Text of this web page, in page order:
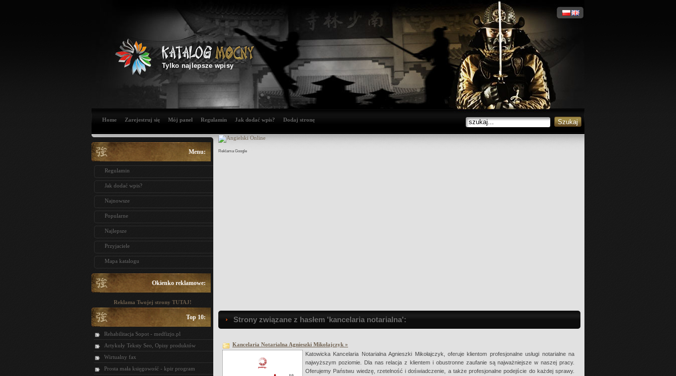
Tylko najlepsze wpisy
Home Zarejestruj się Mój panel Regulamin Jak dodać wpis? Dodaj stronę
Menu:
Regulamin
Jak dodać wpis?
Najnowsze
Popularne
Najlepsze
Przyjaciele
Mapa katalogu
Okienko reklamowe:
Reklama Twojej strony TUTAJ!
Top 10:
Rehabilitacja Sopot - medfizjo.pl
Artykuły Teksty Seo, Opisy produktów
Wirtualny fax
Prosta mała księgowość - kpir program
Reklama Google
Strony związane z hasłem 'kancelaria notarialna':
Kancelaria Notarialna Agnieszki Mikołajczyk »
Katowicka Kancelaria Notarialna Agnieszki Mikołajczyk, oferuje klientom profesjonalne usługi notarialne na
najwyższym poziomie. Dla nas relacja z klientem i obustronne zaufanie są najważniejsze w naszej pracy.
Oferujemy Państwu wiedzę, rzetelność i doświadczenie, a także profesjonalne podejście do każdej sprawy.